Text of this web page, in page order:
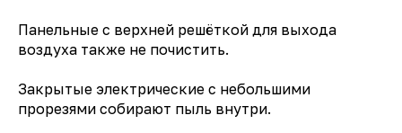
Панельные с верхней решёткой для выхода
воздуха также не почистить.
Закрытые электрические с небольшими
прорезями собирают пыль внутри.